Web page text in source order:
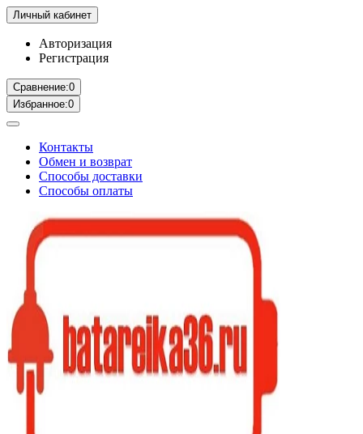
Личный кабинет
Авторизация
Регистрация
Сравнение:0
Избранное:0
Контакты
Обмен и возврат
Способы доставки
Способы оплаты